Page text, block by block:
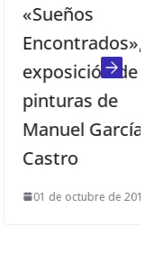
de
de
García
01 de octubre de 2015